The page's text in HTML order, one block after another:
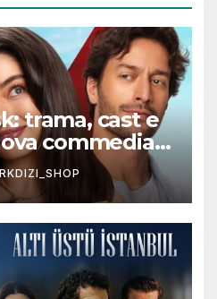
trama, cast e
commedia
che